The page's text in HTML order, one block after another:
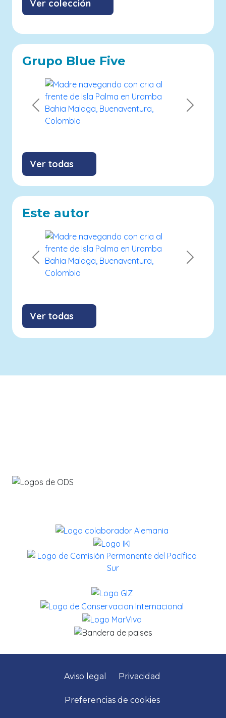
Ver colección
Grupo Blue Five
Previous Next
Ver todas
Este autor
Previous Next
Ver todas
Aviso legal Privacidad
Preferencias de cookies